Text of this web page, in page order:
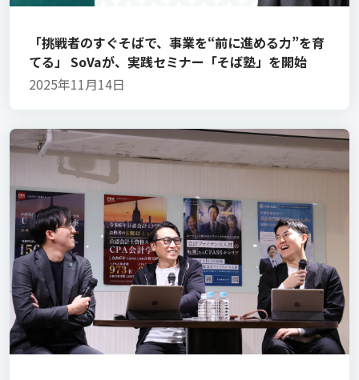
「挑戦者のすぐそばで、事業を“前に進める力”を育
てる」 SoVaが、実践セミナー「そば塾」を開始
2025年11月14日